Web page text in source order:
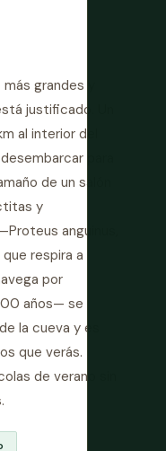
grandes y
justificado. Un
al interior del
para
de un salón
y
anguinus,
respira a
por
años— se
la cueva y es
que verás.
de verano sin